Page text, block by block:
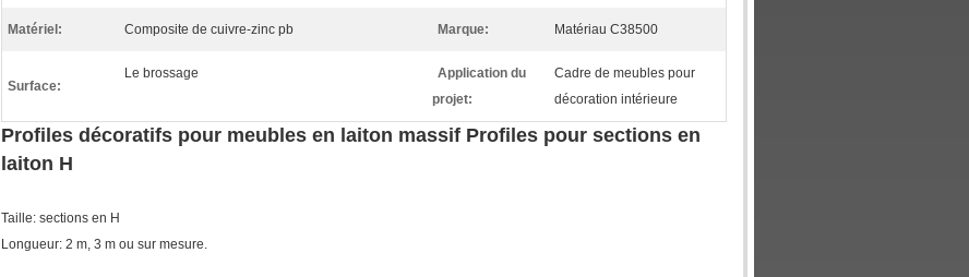
Matériel: Composite de cuivre-zinc pb Marque: Matériau C38500
Surface:
Le brossage
Application du
projet:
Cadre de meubles pour
décoration intérieure
Profiles décoratifs pour meubles en laiton massif Profiles pour sections en
laiton H
Taille: sections en H
Longueur: 2 m, 3 m ou sur mesure.